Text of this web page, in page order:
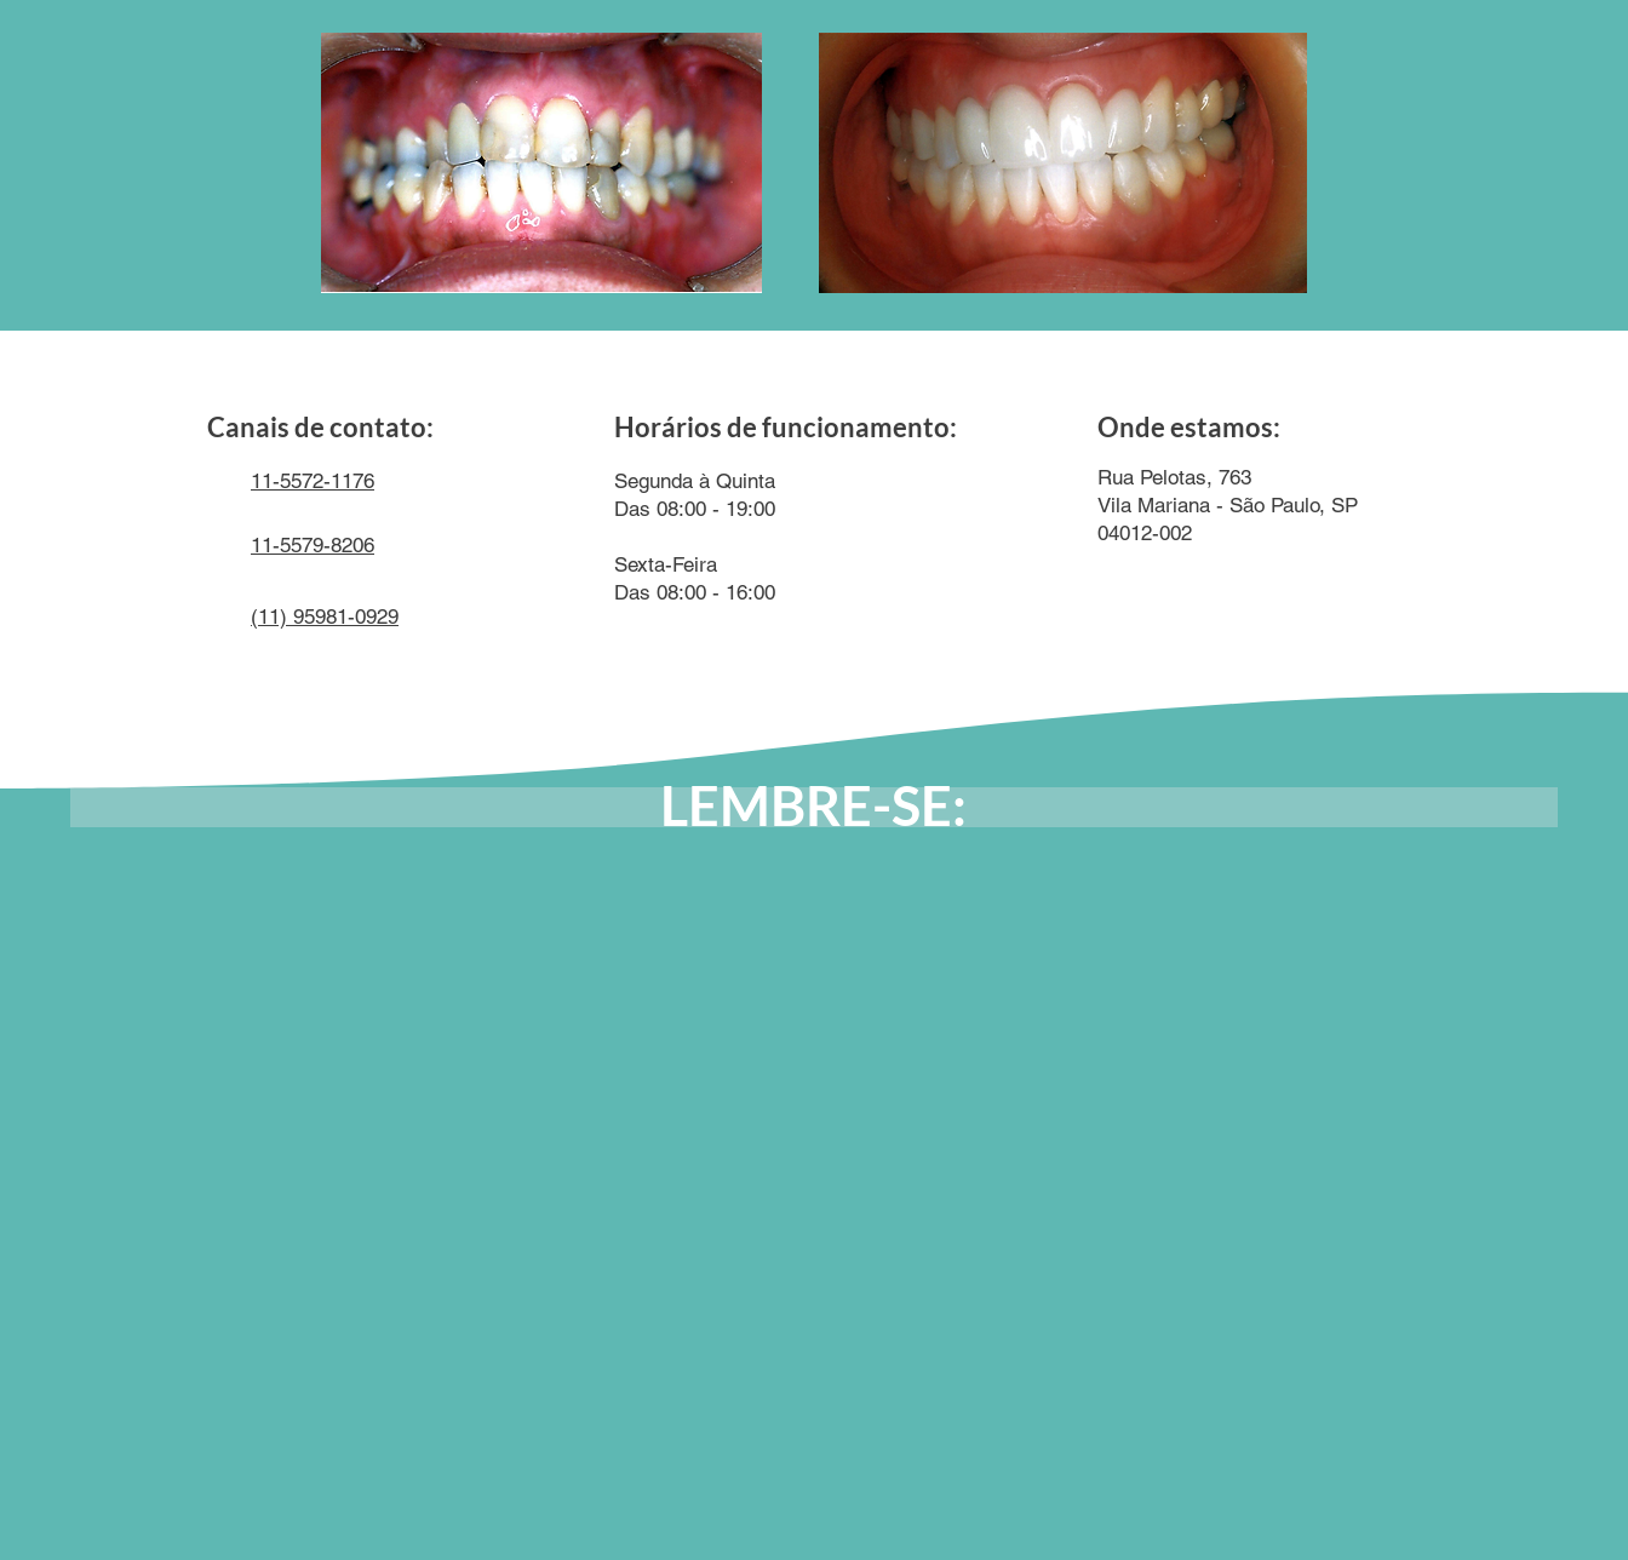
Canais de contato:
11-5572-1176
11-5579-8206
(11) 95981-0929
Horários de funcionamento:
Segunda à Quinta
Das 08:00 - 19:00
Sexta-Feira
Das 08:00 - 16:00
Onde estamos:
Rua Pelotas, 763
Vila Mariana - São Paulo, SP
04012-002
LEMBRE-SE: